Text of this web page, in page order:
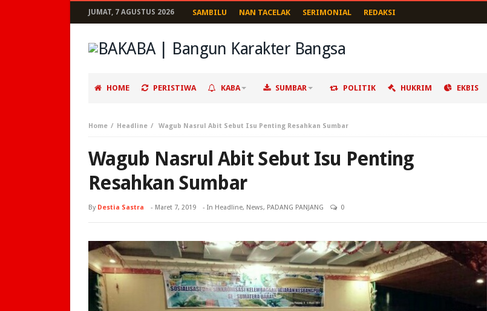
JUMAT, 7 AGUSTUS 2026 SAMBILU NAN TACELAK SERIMONIAL REDAKSI
HOME PERISTIWA KABA SUMBAR POLITIK HUKRIM EKBIS
Home Headline Wagub Nasrul Abit Sebut Isu Penting Resahkan Sumbar
Wagub Nasrul Abit Sebut Isu Penting
Resahkan Sumbar
By Destia Sastra - Maret 7, 2019 - In Headline, News, PADANG PANJANG 0